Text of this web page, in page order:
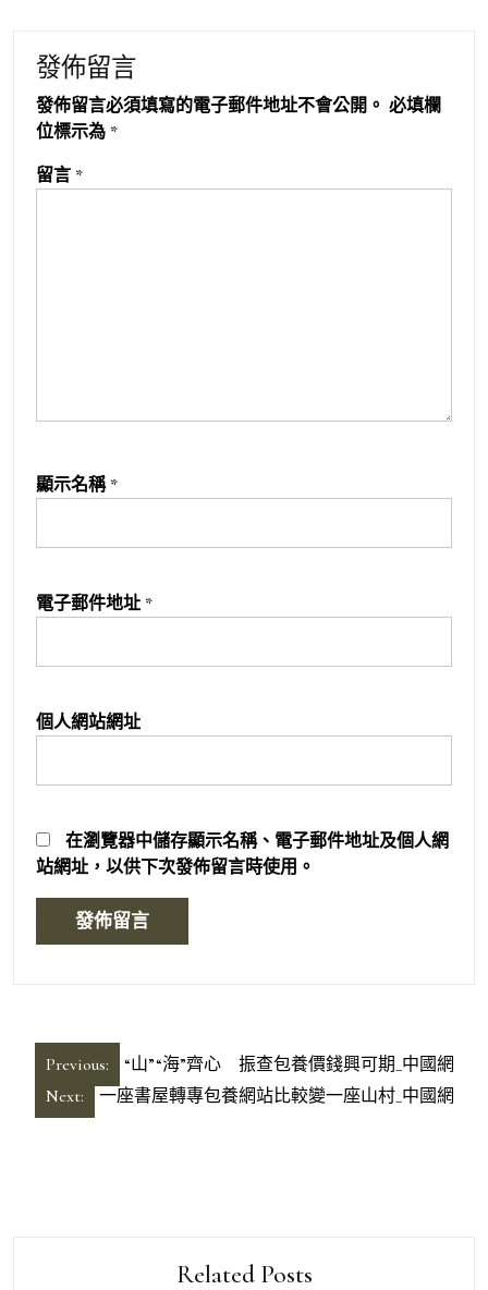
發佈留言
發佈留言必須填寫的電子郵件地址不會公開。 必填欄
位標示為 *
留言 *
顯示名稱 *
電子郵件地址 *
個人網站網址
在瀏覽器中儲存顯示名稱、電子郵件地址及個人網
站網址，以供下次發佈留言時使用。
導
Previous:
“山”“海”齊心 振查包養價錢興可期_中國網
Next:
一座書屋轉專包養網站比較變一座山村_中國網
Related Posts